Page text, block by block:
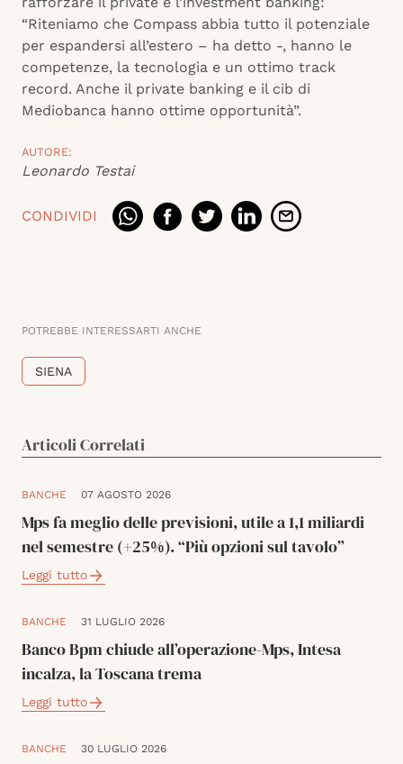
“Riteniamo che Compass abbia tutto il potenziale
per espandersi all’estero – ha detto -, hanno le
competenze, la tecnologia e un ottimo track
record. Anche il private banking e il cib di
Mediobanca hanno ottime opportunità”.
AUTORE:
Leonardo Testai
CONDIVIDI
POTREBBE INTERESSARTI ANCHE
SIENA
Articoli Correlati
BANCHE 07 AGOSTO 2026
Mps fa meglio delle previsioni, utile a 1,1 miliardi
nel semestre (+25%). “Più opzioni sul tavolo”
Leggi tutto
BANCHE 31 LUGLIO 2026
Banco Bpm chiude all’operazione-Mps, Intesa
incalza, la Toscana trema
Leggi tutto
BANCHE 30 LUGLIO 2026